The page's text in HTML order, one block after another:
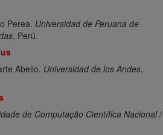
Perea. Universidad de Peruana de
, Perú.
Abello. Universidad de los Andes,
de Computação Científica Nacional /